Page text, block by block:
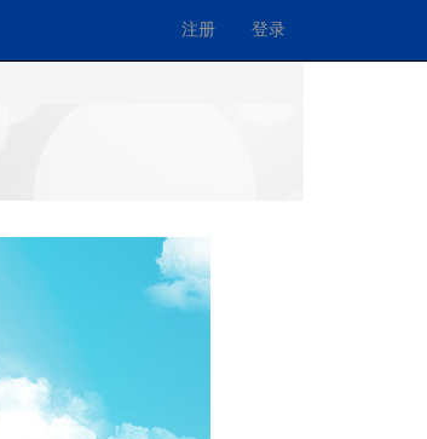
注册 登录